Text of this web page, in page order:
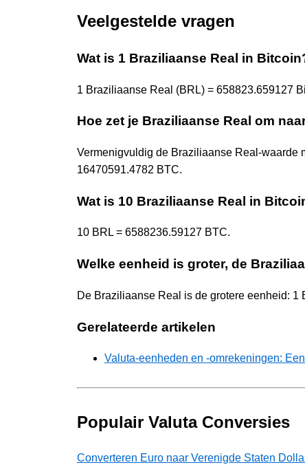
Veelgestelde vragen
Wat is 1 Braziliaanse Real in
1 Braziliaanse Real (BRL) = 658823.659127
Hoe zet je Braziliaanse Real om
Vermenigvuldig de Braziliaanse Real-waarde
16470591.4782 BTC.
Wat is 10 Braziliaanse Real in
10 BRL = 6588236.59127 BTC.
Welke eenheid is groter, de
De Braziliaanse Real is de grotere eenheid: 1
Gerelateerde artikelen
Valuta-eenheden en -omrekeningen:
Populair Valuta Conversies
Converteren Euro naar Verenigde Staten